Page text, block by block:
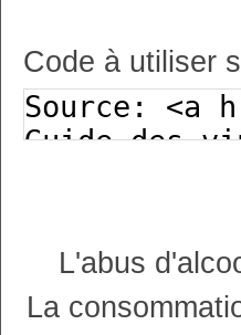
Code à utiliser
L'abus
La